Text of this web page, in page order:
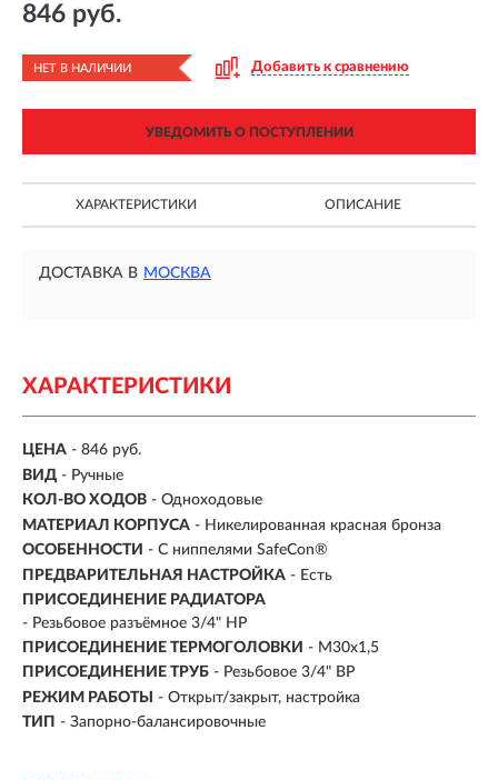
846 руб.
НЕТ В НАЛИЧИИ Добавить к сравнению
УВЕДОМИТЬ О ПОСТУПЛЕНИИ
ХАРАКТЕРИСТИКИ ОПИСАНИЕ
ДОСТАВКА В МОСКВА
ХАРАКТЕРИСТИКИ
ЦЕНА - 846 руб.
ВИД - Ручные
КОЛ-ВО ХОДОВ - Одноходовые
МАТЕРИАЛ КОРПУСА - Никелированная красная бронза
ОСОБЕННОСТИ - С ниппелями SafeCon®
ПРЕДВАРИТЕЛЬНАЯ НАСТРОЙКА - Есть
ПРИСОЕДИНЕНИЕ РАДИАТОРА
- Резьбовое разъёмное 3/4" НР
ПРИСОЕДИНЕНИЕ ТЕРМОГОЛОВКИ - М30х1,5
ПРИСОЕДИНЕНИЕ ТРУБ - Резьбовое 3/4" ВР
РЕЖИМ РАБОТЫ
- Открыт/закрыт, настройка
ТИП - Запорно-балансировочные